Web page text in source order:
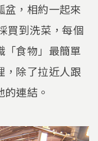
盆，相約一起來
買到洗菜，每個
「食物」最簡單
，除了拉近人跟
連結。